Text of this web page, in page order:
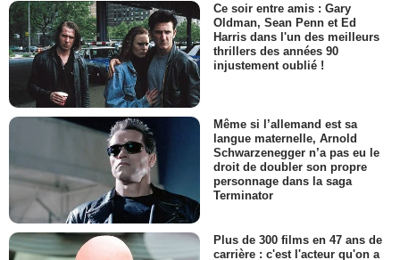
Ce soir entre amis : Gary
Oldman, Sean Penn et Ed
Harris dans l'un des meilleurs
thrillers des années 90
injustement oublié !
Même si l’allemand est sa
langue maternelle, Arnold
Schwarzenegger n’a pas eu le
droit de doubler son propre
personnage dans la saga
Terminator
Plus de 300 films en 47 ans de
carrière : c'est l'acteur qu'on a